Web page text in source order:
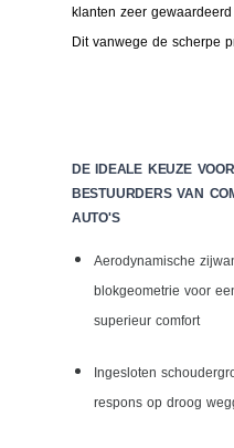
klanten zeer gewaardeerd
Dit vanwege de scherpe
DE IDEALE KEUZE
BESTUURDERS VAN
AUTO'S
Aerodynamische
blokgeometrie voor
superieur comfort
Ingesloten
respons op droog